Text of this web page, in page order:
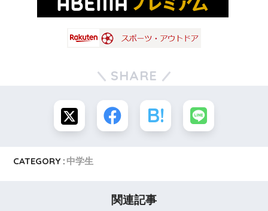
SHARE
CATEGORY : 中学生
関連記事